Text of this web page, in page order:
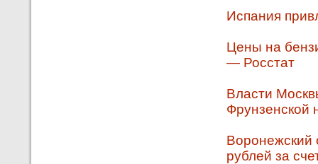
Испания
Цены на
— Росстат
Власти
Фрунзенской
Воронежский
рублей за